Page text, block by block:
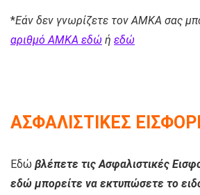
*Εάν δεν γνωρίζετε τον ΑΜΚΑ σας
αριθμό ΑΜΚΑ εδώ ή εδώ
ΑΣΦΑΛΙΣΤΙΚΕΣ
Εδώ βλέπετε τις Ασφαλιστικές
εδώ μπορείτε να εκτυπώσετε το